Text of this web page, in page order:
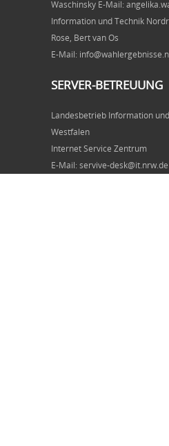
Waschinsky E-Mail:
Information und Technik
Rose, Bert van Os
E-Mail:
SERVER-BETREUUNG
Landesbetrieb Information
Westfalen
Internet Service Zentrum
E-Mail: servive-desk@it.nrw.de